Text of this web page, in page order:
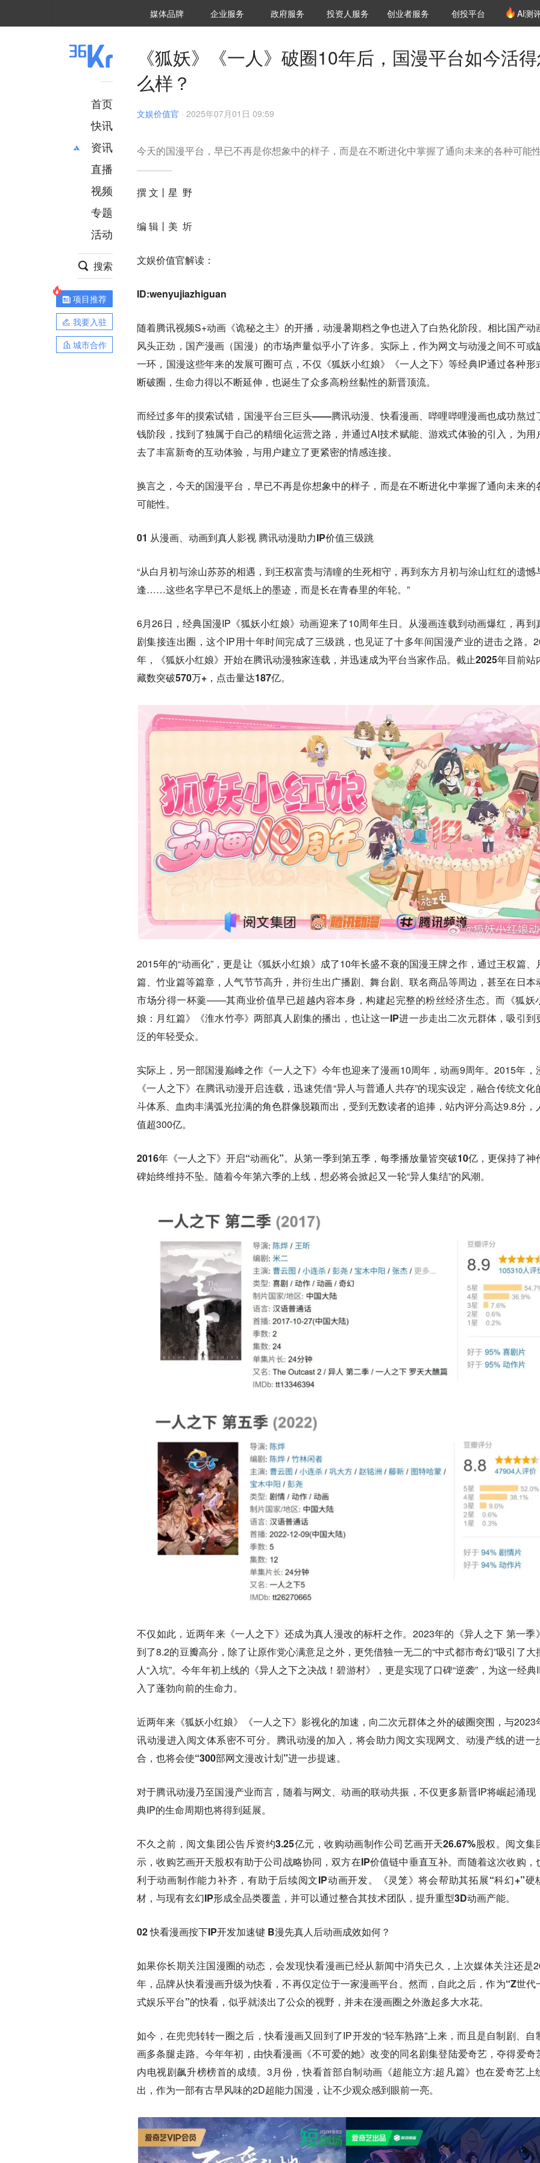
媒体品牌 36Kr研究院
企业服务 城市之窗
政府服务 VClub投资机构库
投资机构职位推介
投资人服务 创投氪堂
创业者服务 创投平台 AI测
首页
快讯
资讯
推荐
财经
项目推荐
安徽
直播
视频
专题
活动
搜索
项目推荐
我要入驻
城市合作
《狐妖》《一人》破圈10年后，国漫平台如今活
么样？
文娱价值官 · 2025年07月01日 09:59
今天的国漫平台，早已不再是你想象中的样子，而是在不断进化中掌握了通向未来的各种可能性
撰 文丨星 野
编 辑丨美 圻
文娱价值官解读：
ID:wenyujiazhiguan
随着腾讯视频S+动画《诡秘之主》的开播，动漫暑期档之争也进入了白热化阶段。相比国产动
风头正劲，国产漫画（国漫）的市场声量似乎小了许多。实际上，作为网文与动漫之间不可或
一环，国漫这些年来的发展可圈可点，不仅《狐妖小红娘》《一人之下》等经典IP通过各种形
断破圈，生命力得以不断延伸，也诞生了众多高粉丝黏性的新晋顶流。
而经过多年的摸索试错， 国漫平台三巨头——腾讯动漫、快看漫画、哔哩哔哩漫画也成功熬过
钱阶段，找到了独属于自己的精细化运营之路 ，并通过AI技术赋能、游戏式体验的引入，为用
去了丰富新奇的互动体验，与用户建立了更紧密的情感连接。
换言之，今天的国漫平台，早已不再是你想象中的样子，而是在不断进化中掌握了通向未来的
可能性。
01 从漫画、动画到真人影视 腾讯动漫助力IP价值三级跳
“从白月初与涂山苏苏的相遇，到王权富贵与清瞳的生死相守，再到东方月初与涂山红红的遗憾
逢……这些名字早已不是纸上的墨迹，而是长在青春里的年轮。”
6月26日，经典国漫IP《狐妖小红娘》动画迎来了10周年生日。从漫画连载到动画爆红，再到
剧集接连出圈，这个IP用十年时间完成了三级跳，也见证了十多年间国漫产业的进击之路。
年，
《狐妖小红娘》开始在腾讯动漫独家连载，并迅速成为平台当家作品。截止2025年目前站
藏数突破570万+，点击量达187亿。
2015年的“动画化”，更是让《狐妖小红娘》成了10年长盛不衰的国漫王牌之作，通过王权篇、
篇、竹业篇等篇章，人气节节高升，并衍生出广播剧、舞台剧、联名商品等周边，甚至在日本
市场分得一杯羹——其商业价值早已超越内容本身，构建起完整的粉丝经济生态。而《狐妖
娘：月红篇》《淮水竹亭》两部真人剧集的播出，也让这一IP进一步走出二次元群体，吸引到
泛的年轻受众。
实际上，另一部国漫巅峰之作《一人之下》今年也迎来了漫画10周年，动画9周年。2015年，
《一人之下》在腾讯动漫开启连载，迅速凭借“异人与普通人共存”的现实设定，融合传统文化
斗体系、血肉丰满弧光拉满的角色群像脱颖而出，受到无数读者的追捧，站内评分高达9.8分，
值超300亿。
2016年《一人之下》开启“动画化”。从第一季到第五季，每季播放量皆突破10亿，更保持了神
碑始终维持不坠。 随着今年第六季的上线，想必将会掀起又一轮“异人集结”的风潮。
不仅如此，近两年来《一人之下》还成为真人漫改的标杆之作。2023年的《异人之下 第一季
到了8.2的豆瓣高分，除了让原作党心满意足之外，更凭借独一无二的“中式都市奇幻”吸引了大
人“入坑”。今年年初上线的《异人之下之决战！碧游村》，更是实现了口碑“逆袭”，为这一经典
入了蓬勃向前的生命力。
近两年来《狐妖小红娘》《一人之下》影视化的加速，向二次元群体之外的破圈突围，与2023
讯动漫进入阅文体系密不可分。 腾讯动漫的加入，将会助力阅文实现网文、动漫产线的进一
合，也将会使“300部网文漫改计划”进一步提速。
对于腾讯动漫乃至国漫产业而言，随着与网文、动画的联动共振，不仅更多新晋IP将崛起涌现
典IP的生命周期也将得到延展。
不久之前，阅文集团公告斥资约3.25亿元，收购动画制作公司艺画开天26.67%股权。阅文集
示，收购艺画开天股权有助于公司战略协同，双方在IP价值链中垂直互补。而随着这次收购，
利于动画制作能力补齐，有助于后续阅文IP动画开发。《灵笼》将会帮助其拓展“科幻+”硬
材，与现有玄幻IP形成全品类覆盖，并可以通过整合其技术团队，提升重型3D动画产能。
02 快看漫画按下IP开发加速键 B漫先真人后动画成效如何？
如果你长期关注国漫圈的动态，会发现快看漫画已经从新闻中消失已久，上次媒体关注还是
年，品牌从快看漫画升级为快看，不再仅定位于一家漫画平台。 然而，自此之后，作为“Z世代
式娱乐平台”的快看，似乎就淡出了公众的视野，并未在漫画圈之外激起多大水花。
如今，在兜兜转转一圈之后，快看漫画又回到了IP开发的“轻车熟路”上来，而且是自制剧、自
画多条腿走路。 今年年初，由快看漫画《不可爱的她》改变的同名剧集登陆爱奇艺，夺得爱奇
内电视剧飙升榜榜首的成绩。 3月份，快看首部自制动画《超能立方:超凡篇》也在爱奇艺上
出，作为一部有古早风味的2D超能力国漫，让不少观众感到眼前一亮。